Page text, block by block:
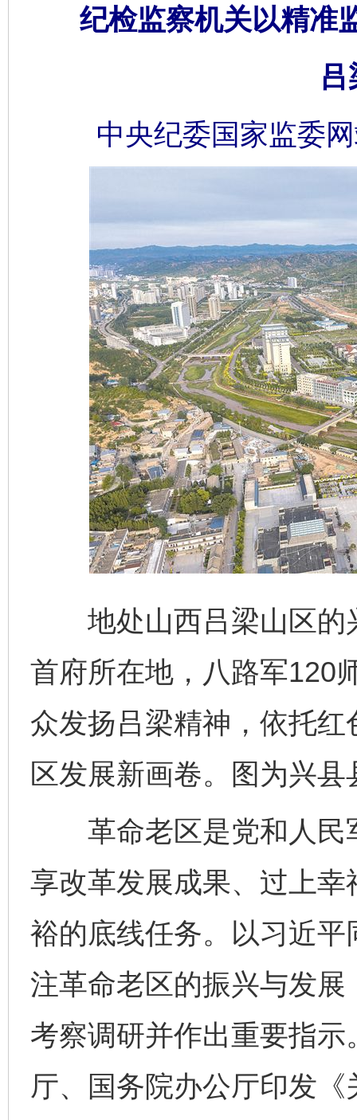
纪检监察机关以精准
中央纪委国家监委
地处山西吕梁山区的
首府所在地，八路军120
众发扬吕梁精神，依托
区发展新画卷。图为兴
革命老区是党和人民
享改革发展成果、过上
裕的底线任务。以习近
注革命老区的振兴与发
考察调研并作出重要指
厅、国务院办公厅印发